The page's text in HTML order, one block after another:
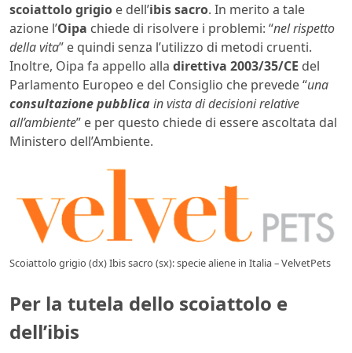
scoiattolo grigio e dell’ibis sacro. In merito a tale
azione l’Oipa chiede di risolvere i problemi: “nel rispetto
della vita” e quindi senza l’utilizzo di metodi cruenti.
Inoltre, Oipa fa appello alla direttiva 2003/35/CE del
Parlamento Europeo e del Consiglio che prevede “una
consultazione pubblicain vista di decisioni relative
all’ambiente” e per questo chiede di essere ascoltata dal
Ministero dell’Ambiente.
Scoiattolo grigio (dx) Ibis sacro (sx): specie aliene in Italia – VelvetPets
Per la tutela dello scoiattolo e
dell’ibis